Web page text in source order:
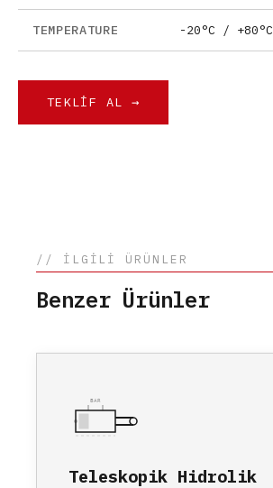
TEMPERATURE -20°C / +80°C
TEKLIF AL →
// İLGİLİ ÜRÜNLER
Benzer Ürünler
BAR
Teleskopik Hidrolik